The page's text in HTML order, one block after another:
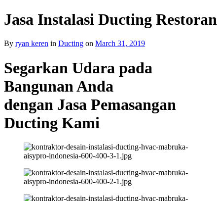
Jasa Instalasi Ducting Restoran
By ryan keren in Ducting on March 31, 2019
Segarkan Udara pada
Bangunan Anda
dengan Jasa Pemasangan
Ducting Kami